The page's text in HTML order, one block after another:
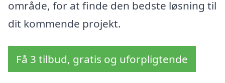
område, for at finde den bedste løsning til
dit kommende projekt.
Få 3 tilbud, gratis og uforpligtende